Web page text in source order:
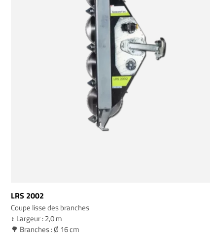
LRS 2002
Coupe lisse des branches
↕️ Largeur : 2,0 m
🌳 Branches : Ø 16 cm